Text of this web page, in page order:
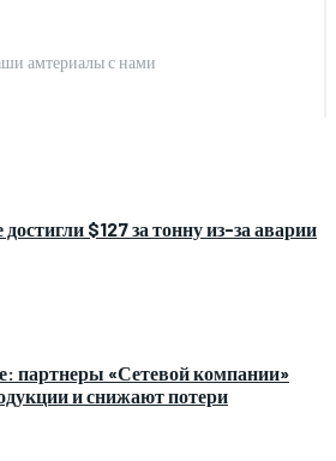
амтериалы с нами
$127 за тонну из-за аварии
партнеры «Сетевой компании»
и снижают потери